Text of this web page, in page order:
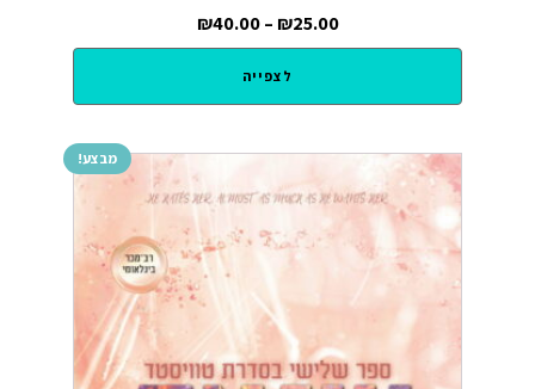
₪25.00
–
₪40.00
לצפייה
מבצע!